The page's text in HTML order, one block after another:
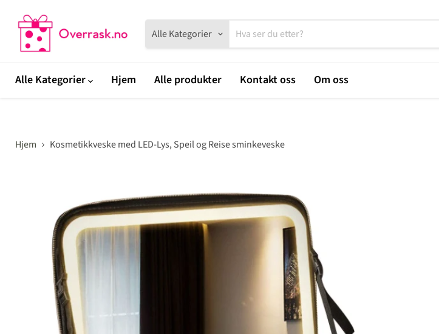
Alle Kategorier
Alle Kategorier Hjem Alle produkter Kontakt oss Om oss
Hjem Kosmetikkveske med LED-Lys, Speil og Reise sminkeveske